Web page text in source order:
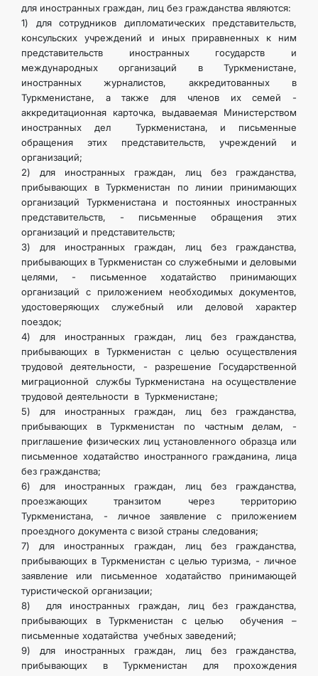
для иностранных граждан, лиц без гражданства являются:
1) для сотрудников дипломатических представительств,
консульских учреждений и иных приравненных к ним
представительств иностранных государств и
международных организаций в Туркменистане,
иностранных журналистов, аккредитованных в
Туркменистане, а также для членов их семей -
аккредитационная карточка, выдаваемая Министерством
иностранных дел Туркменистана, и письменные
обращения этих представительств, учреждений и
организаций;
2) для иностранных граждан, лиц без гражданства,
прибывающих в Туркменистан по линии принимающих
организаций Туркменистана и постоянных иностранных
представительств, - письменные обращения этих
организаций и представительств;
3) для иностранных граждан, лиц без гражданства,
прибывающих в Туркменистан со служебными и деловыми
целями, - письменное ходатайство принимающих
организаций с приложением необходимых документов,
удостоверяющих служебный или деловой характер
поездок;
4) для иностранных граждан, лиц без гражданства,
прибывающих в Туркменистан с целью осуществления
трудовой деятельности, - разрешение Государственной
миграционной службы Туркменистана на осуществление
трудовой деятельности в Туркменистане;
5) для иностранных граждан, лиц без гражданства,
прибывающих в Туркменистан по частным делам, -
приглашение физических лиц установленного образца или
письменное ходатайство иностранного гражданина, лица
без гражданства;
6) для иностранных граждан, лиц без гражданства,
проезжающих транзитом через территорию
Туркменистана, - личное заявление с приложением
проездного документа с визой страны следования;
7) для иностранных граждан, лиц без гражданства,
прибывающих в Туркменистан с целью туризма, - личное
заявление или письменное ходатайство принимающей
туристической организации;
8) для иностранных граждан, лиц без гражданства,
прибывающих в Туркменистан с целью обучения –
письменные ходатайства учебных заведений;
9) для иностранных граждан, лиц без гражданства,
прибывающих в Туркменистан для прохождения